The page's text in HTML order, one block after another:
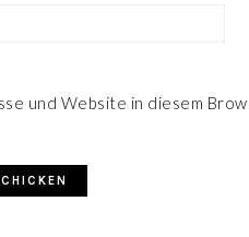
und Website in diesem